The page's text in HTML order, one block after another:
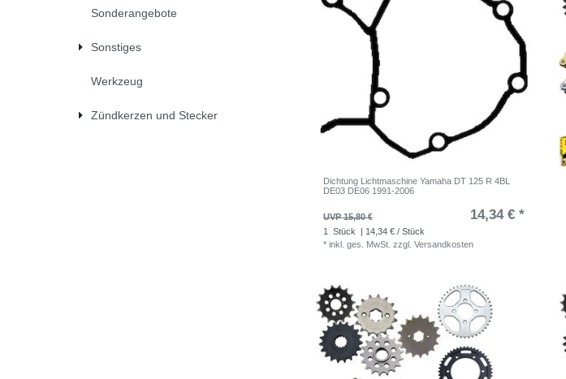
Sonderangebote
Sonstiges
Werkzeug
Zündkerzen und Stecker
Dichtung Lichtmaschine Yamaha DT 125 R 4BL
DE03 DE06 1991-2006
UVP 15,80 € 14,34 € *
1 Stück
| 14,34 € / Stück
*inkl. ges. MwSt. zzgl.Versandkosten